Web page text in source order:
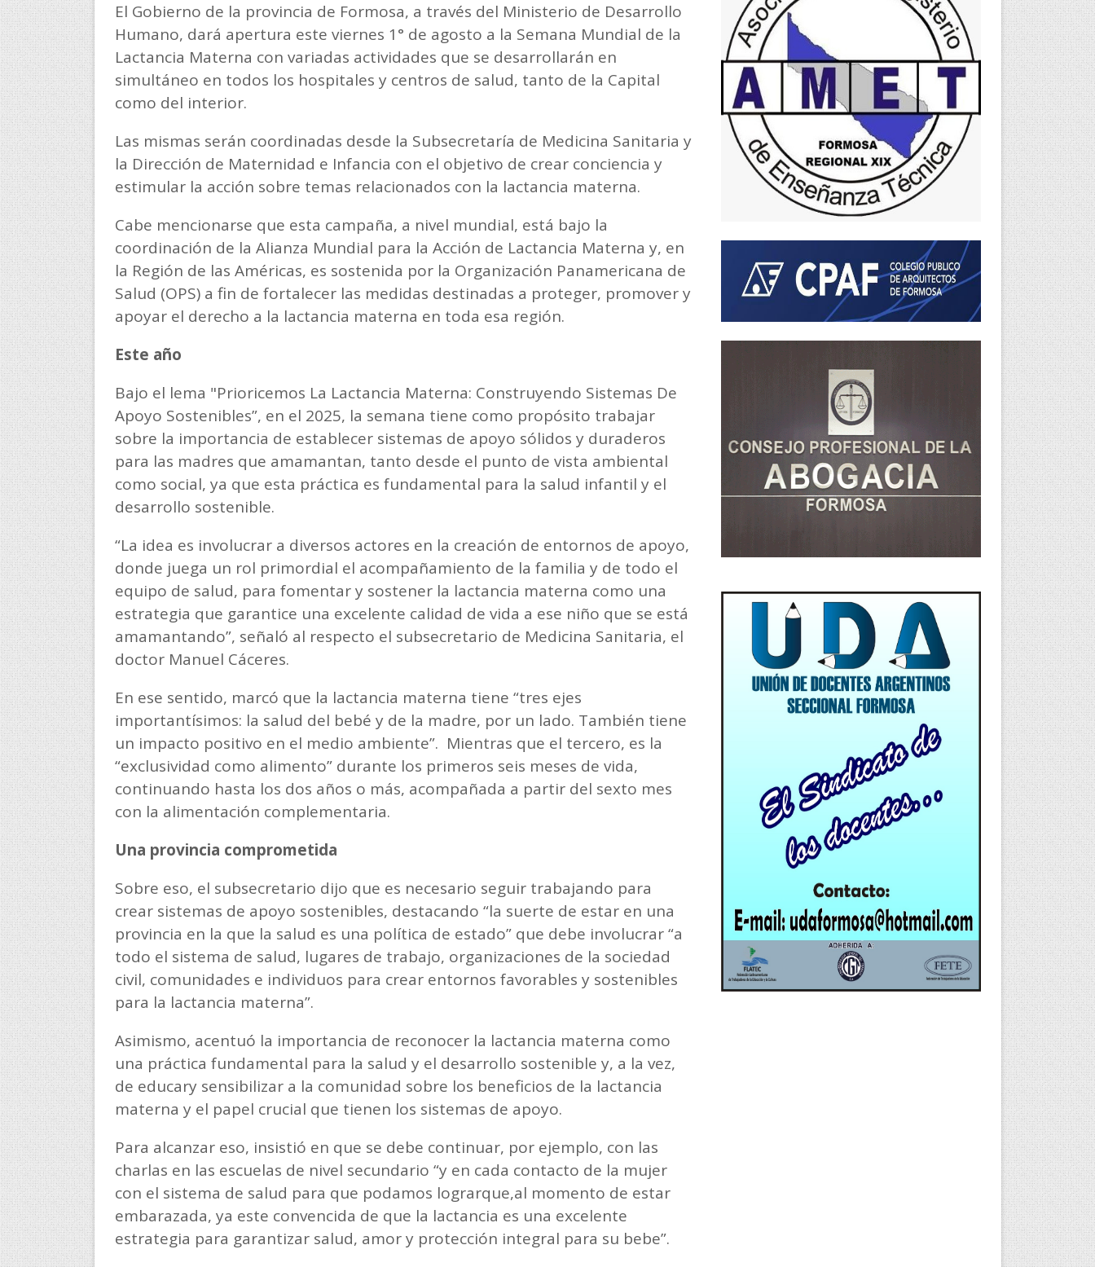
El Gobierno de la provincia de Formosa, a través del Ministerio de Desarrollo
Humano, dará apertura este viernes 1° de agosto a la Semana Mundial de la
Lactancia Materna con variadas actividades que se desarrollarán en
simultáneo en todos los hospitales y centros de salud, tanto de la Capital
como del interior.
Las mismas serán coordinadas desde la Subsecretaría de Medicina Sanitaria y
la Dirección de Maternidad e Infancia con el objetivo de crear conciencia y
estimular la acción sobre temas relacionados con la lactancia materna.
Cabe mencionarse que esta campaña, a nivel mundial, está bajo la
coordinación de la Alianza Mundial para la Acción de Lactancia Materna y, en
la Región de las Américas, es sostenida por la Organización Panamericana de
Salud (OPS) a fin de fortalecer las medidas destinadas a proteger, promover y
apoyar el derecho a la lactancia materna en toda esa región.
Este año
Bajo el lema "Prioricemos La Lactancia Materna: Construyendo Sistemas De
Apoyo Sostenibles”, en el 2025, la semana tiene como propósito trabajar
sobre la importancia de establecer sistemas de apoyo sólidos y duraderos
para las madres que amamantan, tanto desde el punto de vista ambiental
como social, ya que esta práctica es fundamental para la salud infantil y el
desarrollo sostenible.
“La idea es involucrar a diversos actores en la creación de entornos de apoyo,
donde juega un rol primordial el acompañamiento de la familia y de todo el
equipo de salud, para fomentar y sostener la lactancia materna como una
estrategia que garantice una excelente calidad de vida a ese niño que se está
amamantando”, señaló al respecto el subsecretario de Medicina Sanitaria, el
doctor Manuel Cáceres.
En ese sentido, marcó que la lactancia materna tiene “tres ejes
importantísimos: la salud del bebé y de la madre, por un lado. También tiene
un impacto positivo en el medio ambiente”. Mientras que el tercero, es la
“exclusividad como alimento” durante los primeros seis meses de vida,
continuando hasta los dos años o más, acompañada a partir del sexto mes
con la alimentación complementaria.
Una provincia comprometida
Sobre eso, el subsecretario dijo que es necesario seguir trabajando para
crear sistemas de apoyo sostenibles, destacando “la suerte de estar en una
provincia en la que la salud es una política de estado” que debe involucrar “a
todo el sistema de salud, lugares de trabajo, organizaciones de la sociedad
civil, comunidades e individuos para crear entornos favorables y sostenibles
para la lactancia materna”.
Asimismo, acentuó la importancia de reconocer la lactancia materna como
una práctica fundamental para la salud y el desarrollo sostenible y, a la vez,
de educary sensibilizar a la comunidad sobre los beneficios de la lactancia
materna y el papel crucial que tienen los sistemas de apoyo.
Para alcanzar eso, insistió en que se debe continuar, por ejemplo, con las
charlas en las escuelas de nivel secundario “y en cada contacto de la mujer
con el sistema de salud para que podamos lograrque,al momento de estar
embarazada, ya este convencida de que la lactancia es una excelente
estrategia para garantizar salud, amor y protección integral para su bebe”.